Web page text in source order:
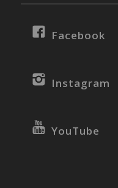
Facebook
Instagram
YouTube